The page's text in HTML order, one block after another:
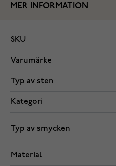
MER INFORMATION
SKU
Varumärke
Typ av sten
Kategori
Typ av smycken
Material